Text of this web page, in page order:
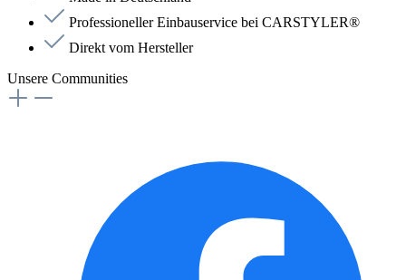
Professioneller Einbauservice bei CARSTYLER®
Direkt vom Hersteller
Unsere Communities